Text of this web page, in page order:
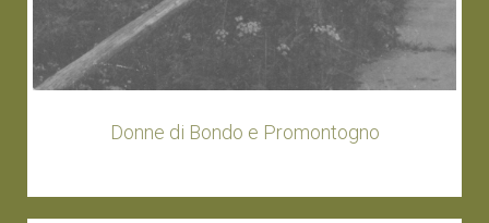
Donne di Bondo e Promontogno